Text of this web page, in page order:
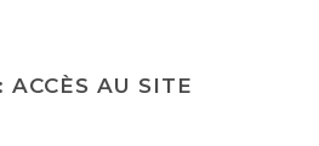
AU SITE